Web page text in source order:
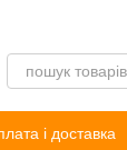
і доставка